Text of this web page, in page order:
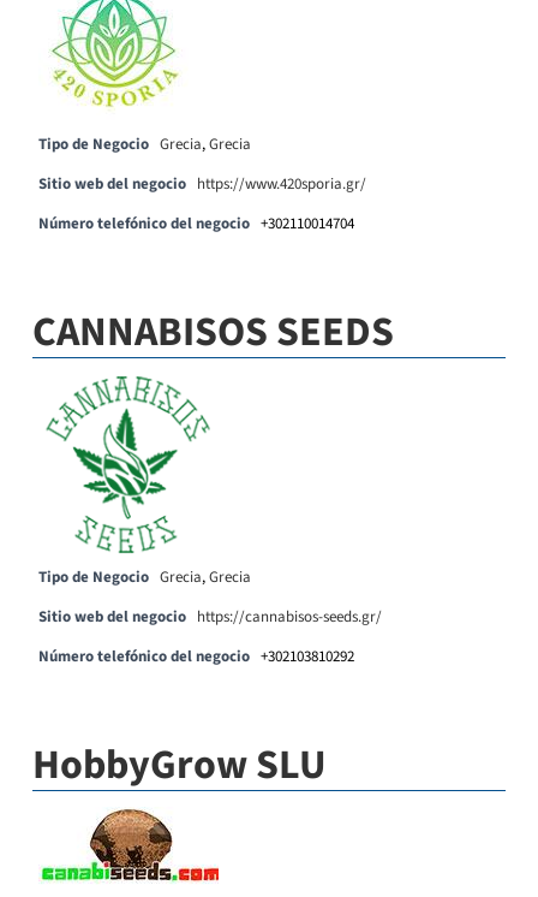
Tipo de Negocio Grecia,Grecia
Sitio web del negocio https://www.420sporia.gr/
Número telefónico del negocio +302110014704
CANNABISOS SEEDS
Tipo de Negocio Grecia,Grecia
Sitio web del negocio https://cannabisos-seeds.gr/
Número telefónico del negocio +302103810292
HobbyGrow SLU